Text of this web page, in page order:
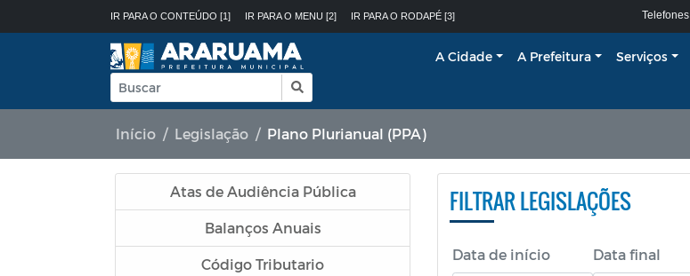
IR PARA O CONTEÚDO [1] IR PARA O MENU [2] IR PARA O RODAPÉ [3] Telefones
A Cidade A Prefeitura Serviços
Início Legislação Plano Plurianual (PPA)
Atas de Audiência Pública
Balanços Anuais
Código Tributario
FILTRAR LEGISLAÇÕES
Data de início Data final